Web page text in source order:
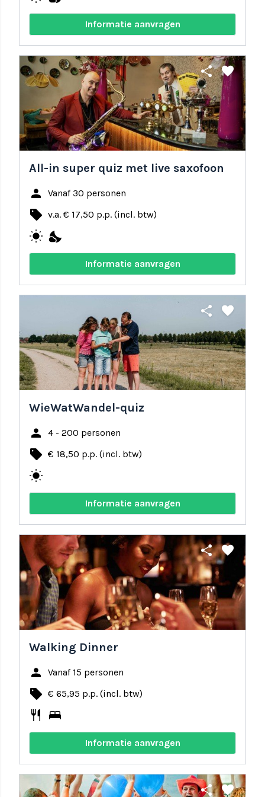
Informatie aanvragen
share favorite
All-in super quiz met live saxofoon
person Vanaf 30 personen
local_offer v.a. € 17,50 p.p. (incl. btw)
wb_sunny nights_stay
Informatie aanvragen
share favorite
WieWatWandel-quiz
person 4 - 200 personen
local_offer € 18,50 p.p. (incl. btw)
wb_sunny
Informatie aanvragen
share favorite
Walking Dinner
person Vanaf 15 personen
local_offer € 65,95 p.p. (incl. btw)
restaurant bed
Informatie aanvragen
share favorite